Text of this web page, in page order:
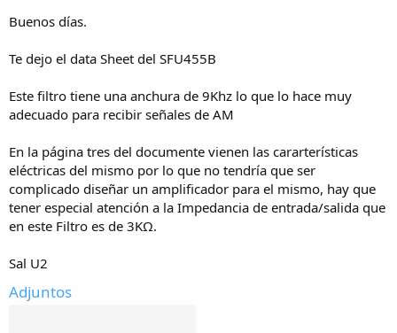
inventar con ellos!!
Buenos días.
Te dejo el data Sheet del SFU455B
Este filtro tiene una anchura de 9Khz lo que lo hace muy
adecuado para recibir señales de AM
En la página tres del documente vienen las cararterísticas
eléctricas del mismo por lo que no tendría que ser
complicado diseñar un amplificador para el mismo, hay que
tener especial atención a la Impedancia de entrada/salida que
en este Filtro es de 3KΩ.
Sal U2
Adjuntos